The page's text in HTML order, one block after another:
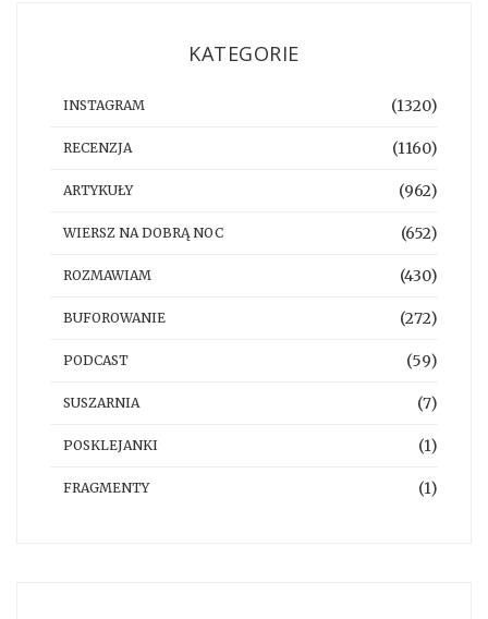
KATEGORIE
INSTAGRAM (1320)
RECENZJA (1160)
ARTYKUŁY (962)
WIERSZ NA DOBRĄ NOC (652)
ROZMAWIAM (430)
BUFOROWANIE (272)
PODCAST (59)
SUSZARNIA (7)
POSKLEJANKI (1)
FRAGMENTY (1)